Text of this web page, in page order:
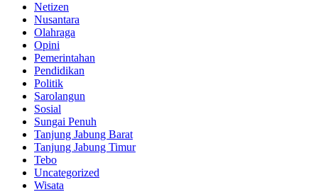
Netizen
Nusantara
Olahraga
Opini
Pemerintahan
Pendidikan
Politik
Sarolangun
Sosial
Sungai Penuh
Tanjung Jabung Barat
Tanjung Jabung Timur
Tebo
Uncategorized
Wisata